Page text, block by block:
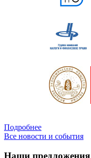
Подробнее
Все новости и события
Наши предложения